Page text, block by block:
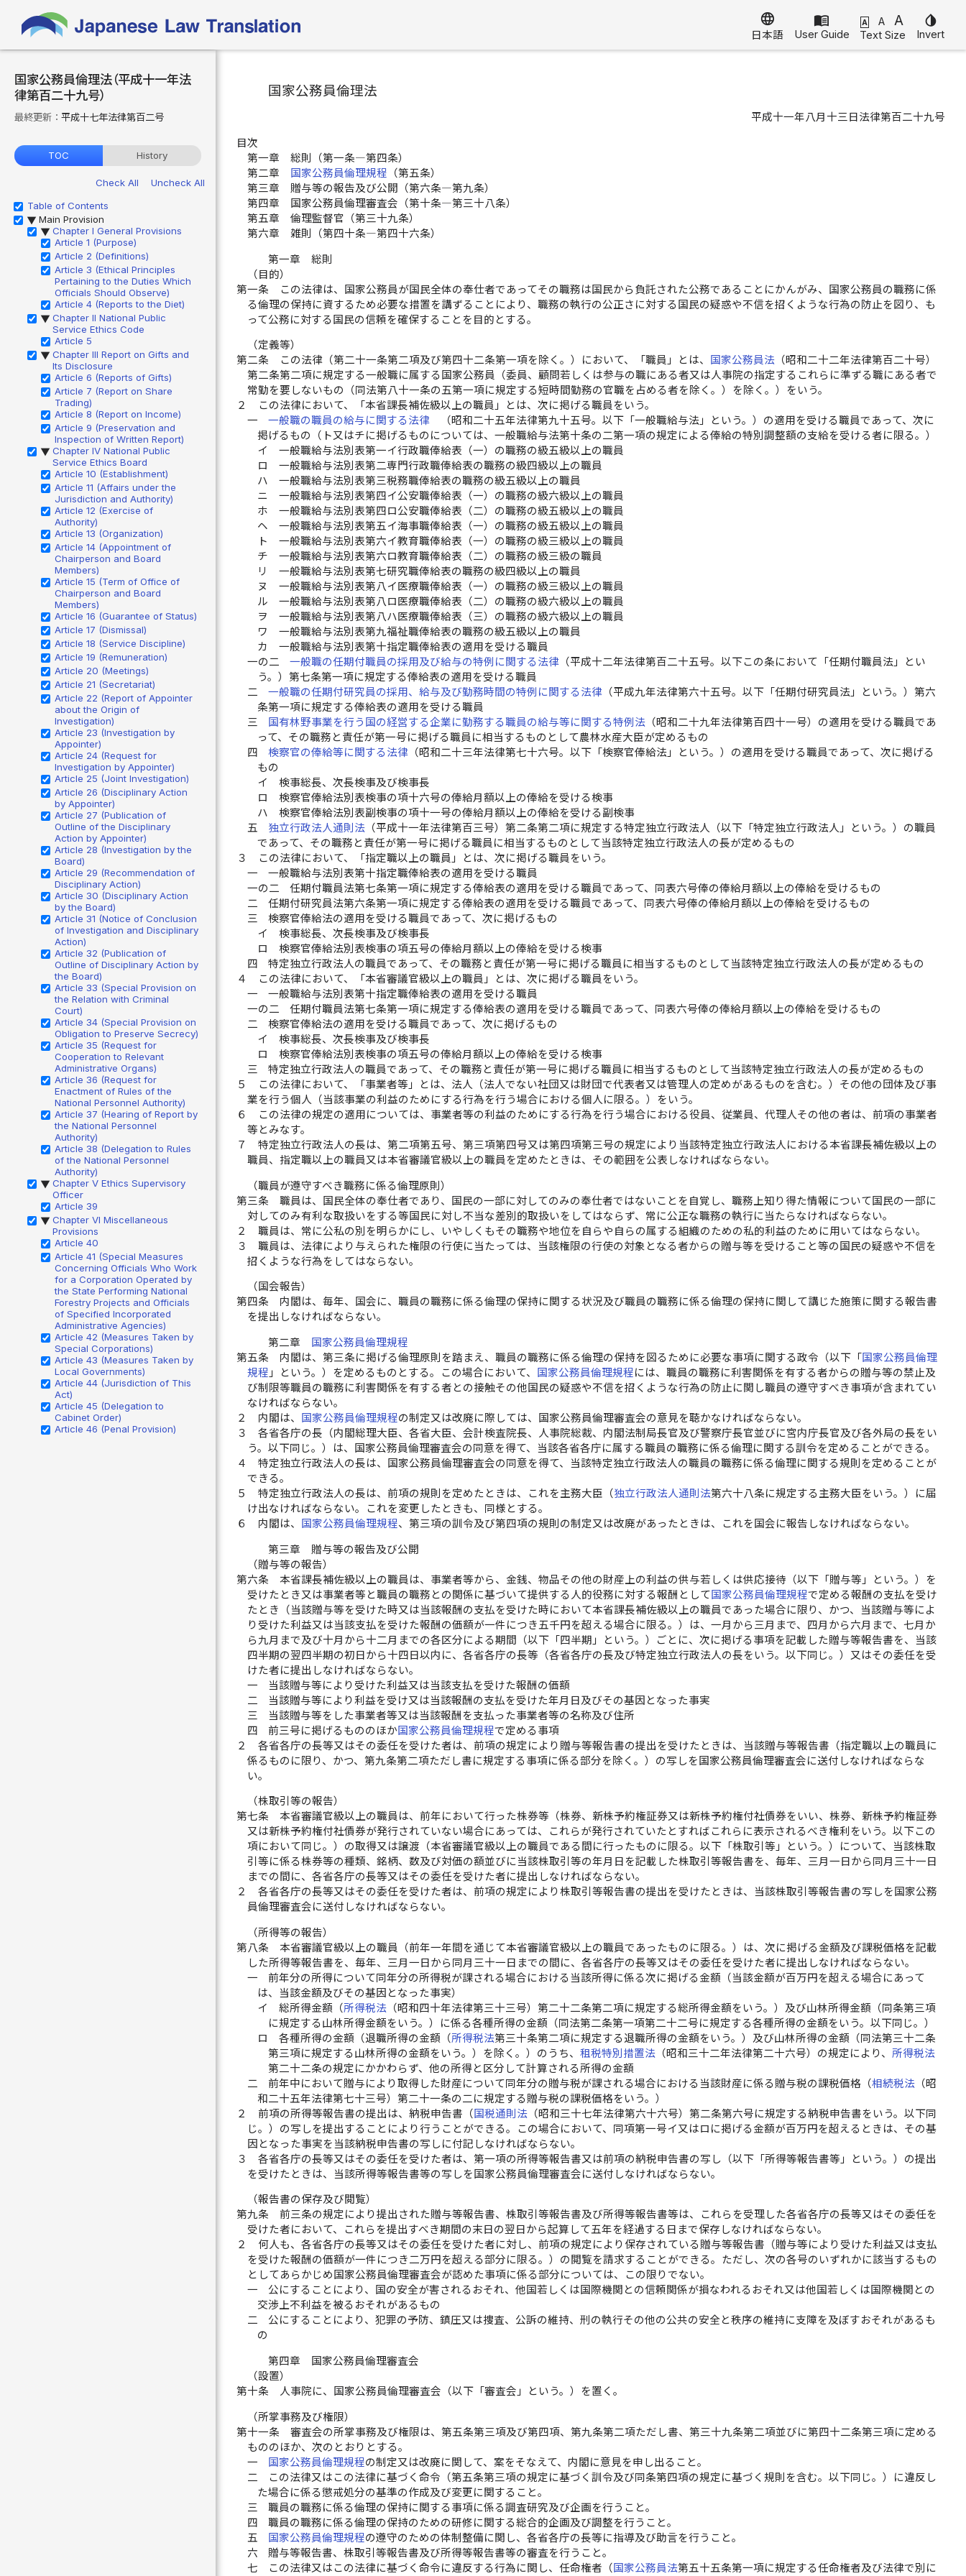
language
日本語
menu_book
User Guide
A A A
Text Size
invert_colors
Invert
国家公務員倫理法（平成十一年法
律第百二十九号）
最終更新： 平成十七年法律第百二号
TOC History
Check All
Uncheck All
Table of Contents
▶ Main Provision
▶ Chapter I General Provisions
Article 1 (Purpose)
Article 2 (Definitions)
Article 3 (Ethical Principles
Pertaining to the Duties Which
Officials Should Observe)
Article 4 (Reports to the Diet)
▶ Chapter II National Public
Service Ethics Code
Article 5
▶ Chapter III Report on Gifts and
Its Disclosure
Article 6 (Reports of Gifts)
Article 7 (Report on Share
Trading)
Article 8 (Report on Income)
Article 9 (Preservation and
Inspection of Written Report)
▶ Chapter IV National Public
Service Ethics Board
Article 10 (Establishment)
Article 11 (Affairs under the
Jurisdiction and Authority)
Article 12 (Exercise of
Authority)
Article 13 (Organization)
Article 14 (Appointment of
Chairperson and Board
Members)
Article 15 (Term of Office of
Chairperson and Board
Members)
Article 16 (Guarantee of Status)
Article 17 (Dismissal)
Article 18 (Service Discipline)
Article 19 (Remuneration)
Article 20 (Meetings)
Article 21 (Secretariat)
Article 22 (Report of Appointer
about the Origin of
Investigation)
Article 23 (Investigation by
Appointer)
Article 24 (Request for
Investigation by Appointer)
Article 25 (Joint Investigation)
Article 26 (Disciplinary Action
by Appointer)
Article 27 (Publication of
Outline of the Disciplinary
Action by Appointer)
Article 28 (Investigation by the
Board)
Article 29 (Recommendation of
Disciplinary Action)
Article 30 (Disciplinary Action
by the Board)
Article 31 (Notice of Conclusion
of Investigation and Disciplinary
Action)
Article 32 (Publication of
Outline of Disciplinary Action by
the Board)
Article 33 (Special Provision on
the Relation with Criminal
Court)
Article 34 (Special Provision on
Obligation to Preserve Secrecy)
Article 35 (Request for
Cooperation to Relevant
Administrative Organs)
Article 36 (Request for
Enactment of Rules of the
National Personnel Authority)
Article 37 (Hearing of Report by
the National Personnel
Authority)
Article 38 (Delegation to Rules
of the National Personnel
Authority)
▶ Chapter V Ethics Supervisory
Officer
Article 39
▶ Chapter VI Miscellaneous
Provisions
Article 40
Article 41 (Special Measures
Concerning Officials Who Work
for a Corporation Operated by
the State Performing National
Forestry Projects and Officials
of Specified Incorporated
Administrative Agencies)
Article 42 (Measures Taken by
Special Corporations)
Article 43 (Measures Taken by
Local Governments)
Article 44 (Jurisdiction of This
Act)
Article 45 (Delegation to
Cabinet Order)
Article 46 (Penal Provision)
国家公務員倫理法
平成十一年八月十三日法律第百二十九号
目次
第一章 総則（第一条―第四条）
第二章
国家公務員倫理規程 （第五条）
第三章 贈与等の報告及び公開（第六条―第九条）
第四章 国家公務員倫理審査会（第十条―第三十八条）
第五章 倫理監督官（第三十九条）
第六章 雑則（第四十条―第四十六条）
第一章 総則
（目的）
第一条
この法律は、国家公務員が国民全体の奉仕者であってその職務は国民から負託された公務であることにかんがみ、国家公務員の職務に係
る倫理の保持に資するため必要な措置を講ずることにより、職務の執行の公正さに対する国民の疑惑や不信を招くような行為の防止を図り、も
って公務に対する国民の信頼を確保することを目的とする。
（定義等）
第二条
この法律（第二十一条第二項及び第四十二条第一項を除く。）において、「職員」とは、 国家公務員法（昭和二十二年法律第百二十号）
第二条第二項に規定する一般職に属する国家公務員（委員、顧問若しくは参与の職にある者又は人事院の指定するこれらに準ずる職にある者で
常勤を要しないもの（同法第八十一条の五第一項に規定する短時間勤務の官職を占める者を除く。）を除く。）をいう。
２
この法律において、「本省課長補佐級以上の職員」とは、次に掲げる職員をいう。
一
一般職の職員の給与に関する法律 （昭和二十五年法律第九十五号。以下「一般職給与法」という。）の適用を受ける職員であって、次に
掲げるもの（ト又はチに掲げるものについては、一般職給与法第十条の二第一項の規定による俸給の特別調整額の支給を受ける者に限る。）
イ
一般職給与法別表第一イ行政職俸給表（一）の職務の級五級以上の職員
ロ
一般職給与法別表第二専門行政職俸給表の職務の級四級以上の職員
ハ
一般職給与法別表第三税務職俸給表の職務の級五級以上の職員
ニ
一般職給与法別表第四イ公安職俸給表（一）の職務の級六級以上の職員
ホ
一般職給与法別表第四ロ公安職俸給表（二）の職務の級五級以上の職員
ヘ
一般職給与法別表第五イ海事職俸給表（一）の職務の級五級以上の職員
ト
一般職給与法別表第六イ教育職俸給表（一）の職務の級三級以上の職員
チ
一般職給与法別表第六ロ教育職俸給表（二）の職務の級三級の職員
リ
一般職給与法別表第七研究職俸給表の職務の級四級以上の職員
ヌ
一般職給与法別表第八イ医療職俸給表（一）の職務の級三級以上の職員
ル
一般職給与法別表第八ロ医療職俸給表（二）の職務の級六級以上の職員
ヲ
一般職給与法別表第八ハ医療職俸給表（三）の職務の級六級以上の職員
ワ
一般職給与法別表第九福祉職俸給表の職務の級五級以上の職員
カ
一般職給与法別表第十指定職俸給表の適用を受ける職員
一の二
一般職の任期付職員の採用及び給与の特例に関する法律 （平成十二年法律第百二十五号。以下この条において「任期付職員法」とい
う。）第七条第一項に規定する俸給表の適用を受ける職員
二
一般職の任期付研究員の採用、給与及び勤務時間の特例に関する法律 （平成九年法律第六十五号。以下「任期付研究員法」という。）第六
条第一項に規定する俸給表の適用を受ける職員
三
国有林野事業を行う国の経営する企業に勤務する職員の給与等に関する特例法 （昭和二十九年法律第百四十一号）の適用を受ける職員であ
って、その職務と責任が第一号に掲げる職員に相当するものとして農林水産大臣が定めるもの
四
検察官の俸給等に関する法律 （昭和二十三年法律第七十六号。以下「検察官俸給法」という。）の適用を受ける職員であって、次に掲げる
もの
イ
検事総長、次長検事及び検事長
ロ
検察官俸給法別表検事の項十六号の俸給月額以上の俸給を受ける検事
ハ
検察官俸給法別表副検事の項十一号の俸給月額以上の俸給を受ける副検事
五
独立行政法人通則法 （平成十一年法律第百三号）第二条第二項に規定する特定独立行政法人（以下「特定独立行政法人」という。）の職員
であって、その職務と責任が第一号に掲げる職員に相当するものとして当該特定独立行政法人の長が定めるもの
３
この法律において、「指定職以上の職員」とは、次に掲げる職員をいう。
一
一般職給与法別表第十指定職俸給表の適用を受ける職員
一の二
任期付職員法第七条第一項に規定する俸給表の適用を受ける職員であって、同表六号俸の俸給月額以上の俸給を受けるもの
二
任期付研究員法第六条第一項に規定する俸給表の適用を受ける職員であって、同表六号俸の俸給月額以上の俸給を受けるもの
三
検察官俸給法の適用を受ける職員であって、次に掲げるもの
イ
検事総長、次長検事及び検事長
ロ
検察官俸給法別表検事の項五号の俸給月額以上の俸給を受ける検事
四
特定独立行政法人の職員であって、その職務と責任が第一号に掲げる職員に相当するものとして当該特定独立行政法人の長が定めるもの
４
この法律において、「本省審議官級以上の職員」とは、次に掲げる職員をいう。
一
一般職給与法別表第十指定職俸給表の適用を受ける職員
一の二
任期付職員法第七条第一項に規定する俸給表の適用を受ける職員であって、同表六号俸の俸給月額以上の俸給を受けるもの
二
検察官俸給法の適用を受ける職員であって、次に掲げるもの
イ
検事総長、次長検事及び検事長
ロ
検察官俸給法別表検事の項五号の俸給月額以上の俸給を受ける検事
三
特定独立行政法人の職員であって、その職務と責任が第一号に掲げる職員に相当するものとして当該特定独立行政法人の長が定めるもの
５
この法律において、「事業者等」とは、法人（法人でない社団又は財団で代表者又は管理人の定めがあるものを含む。）その他の団体及び事
業を行う個人（当該事業の利益のためにする行為を行う場合における個人に限る。）をいう。
６
この法律の規定の適用については、事業者等の利益のためにする行為を行う場合における役員、従業員、代理人その他の者は、前項の事業者
等とみなす。
７
特定独立行政法人の長は、第二項第五号、第三項第四号又は第四項第三号の規定により当該特定独立行政法人における本省課長補佐級以上の
職員、指定職以上の職員又は本省審議官級以上の職員を定めたときは、その範囲を公表しなければならない。
（職員が遵守すべき職務に係る倫理原則）
第三条
職員は、国民全体の奉仕者であり、国民の一部に対してのみの奉仕者ではないことを自覚し、職務上知り得た情報について国民の一部に
対してのみ有利な取扱いをする等国民に対し不当な差別的取扱いをしてはならず、常に公正な職務の執行に当たらなければならない。
２
職員は、常に公私の別を明らかにし、いやしくもその職務や地位を自らや自らの属する組織のための私的利益のために用いてはならない。
３
職員は、法律により与えられた権限の行使に当たっては、当該権限の行使の対象となる者からの贈与等を受けること等の国民の疑惑や不信を
招くような行為をしてはならない。
（国会報告）
第四条
内閣は、毎年、国会に、職員の職務に係る倫理の保持に関する状況及び職員の職務に係る倫理の保持に関して講じた施策に関する報告書
を提出しなければならない。
第二章
国家公務員倫理規程
第五条
内閣は、第三条に掲げる倫理原則を踏まえ、職員の職務に係る倫理の保持を図るために必要な事項に関する政令（以下「国家公務員倫理
規程 」という。）を定めるものとする。この場合において、 国家公務員倫理規程には、職員の職務に利害関係を有する者からの贈与等の禁止及
び制限等職員の職務に利害関係を有する者との接触その他国民の疑惑や不信を招くような行為の防止に関し職員の遵守すべき事項が含まれてい
なければならない。
２
内閣は、 国家公務員倫理規程の制定又は改廃に際しては、国家公務員倫理審査会の意見を聴かなければならない。
３
各省各庁の長（内閣総理大臣、各省大臣、会計検査院長、人事院総裁、内閣法制局長官及び警察庁長官並びに宮内庁長官及び各外局の長をい
う。以下同じ。）は、国家公務員倫理審査会の同意を得て、当該各省各庁に属する職員の職務に係る倫理に関する訓令を定めることができる。
４
特定独立行政法人の長は、国家公務員倫理審査会の同意を得て、当該特定独立行政法人の職員の職務に係る倫理に関する規則を定めることが
できる。
５
特定独立行政法人の長は、前項の規則を定めたときは、これを主務大臣（独立行政法人通則法第六十八条に規定する主務大臣をいう。）に届
け出なければならない。これを変更したときも、同様とする。
６
内閣は、 国家公務員倫理規程、第三項の訓令及び第四項の規則の制定又は改廃があったときは、これを国会に報告しなければならない。
第三章 贈与等の報告及び公開
（贈与等の報告）
第六条
本省課長補佐級以上の職員は、事業者等から、金銭、物品その他の財産上の利益の供与若しくは供応接待（以下「贈与等」という。）を
受けたとき又は事業者等と職員の職務との関係に基づいて提供する人的役務に対する報酬として国家公務員倫理規程で定める報酬の支払を受け
たとき（当該贈与等を受けた時又は当該報酬の支払を受けた時において本省課長補佐級以上の職員であった場合に限り、かつ、当該贈与等によ
り受けた利益又は当該支払を受けた報酬の価額が一件につき五千円を超える場合に限る。）は、一月から三月まで、四月から六月まで、七月か
ら九月まで及び十月から十二月までの各区分による期間（以下「四半期」という。）ごとに、次に掲げる事項を記載した贈与等報告書を、当該
四半期の翌四半期の初日から十四日以内に、各省各庁の長等（各省各庁の長及び特定独立行政法人の長をいう。以下同じ。）又はその委任を受
けた者に提出しなければならない。
一
当該贈与等により受けた利益又は当該支払を受けた報酬の価額
二
当該贈与等により利益を受け又は当該報酬の支払を受けた年月日及びその基因となった事実
三
当該贈与等をした事業者等又は当該報酬を支払った事業者等の名称及び住所
四
前三号に掲げるもののほか国家公務員倫理規程で定める事項
２
各省各庁の長等又はその委任を受けた者は、前項の規定により贈与等報告書の提出を受けたときは、当該贈与等報告書（指定職以上の職員に
係るものに限り、かつ、第九条第二項ただし書に規定する事項に係る部分を除く。）の写しを国家公務員倫理審査会に送付しなければならな
い。
（株取引等の報告）
第七条
本省審議官級以上の職員は、前年において行った株券等（株券、新株予約権証券又は新株予約権付社債券をいい、株券、新株予約権証券
又は新株予約権付社債券が発行されていない場合にあっては、これらが発行されていたとすればこれらに表示されるべき権利をいう。以下この
項において同じ。）の取得又は譲渡（本省審議官級以上の職員である間に行ったものに限る。以下「株取引等」という。）について、当該株取
引等に係る株券等の種類、銘柄、数及び対価の額並びに当該株取引等の年月日を記載した株取引等報告書を、毎年、三月一日から同月三十一日
までの間に、各省各庁の長等又はその委任を受けた者に提出しなければならない。
２
各省各庁の長等又はその委任を受けた者は、前項の規定により株取引等報告書の提出を受けたときは、当該株取引等報告書の写しを国家公務
員倫理審査会に送付しなければならない。
（所得等の報告）
第八条
本省審議官級以上の職員（前年一年間を通じて本省審議官級以上の職員であったものに限る。）は、次に掲げる金額及び課税価格を記載
した所得等報告書を、毎年、三月一日から同月三十一日までの間に、各省各庁の長等又はその委任を受けた者に提出しなければならない。
一
前年分の所得について同年分の所得税が課される場合における当該所得に係る次に掲げる金額（当該金額が百万円を超える場合にあって
は、当該金額及びその基因となった事実）
イ
総所得金額（所得税法 （昭和四十年法律第三十三号）第二十二条第二項に規定する総所得金額をいう。）及び山林所得金額（同条第三項
に規定する山林所得金額をいう。）に係る各種所得の金額（同法第二条第一項第二十二号に規定する各種所得の金額をいう。以下同じ。）
ロ
各種所得の金額（退職所得の金額（所得税法第三十条第二項に規定する退職所得の金額をいう。）及び山林所得の金額（同法第三十二条
第三項に規定する山林所得の金額をいう。）を除く。）のうち、租税特別措置法 （昭和三十二年法律第二十六号）の規定により、所得税法
第二十二条の規定にかかわらず、他の所得と区分して計算される所得の金額
二
前年中において贈与により取得した財産について同年分の贈与税が課される場合における当該財産に係る贈与税の課税価格（相続税法 （昭
和二十五年法律第七十三号）第二十一条の二に規定する贈与税の課税価格をいう。）
２
前項の所得等報告書の提出は、納税申告書（国税通則法（昭和三十七年法律第六十六号）第二条第六号に規定する納税申告書をいう。以下同
じ。）の写しを提出することにより行うことができる。この場合において、同項第一号イ又はロに掲げる金額が百万円を超えるときは、その基
因となった事実を当該納税申告書の写しに付記しなければならない。
３
各省各庁の長等又はその委任を受けた者は、第一項の所得等報告書又は前項の納税申告書の写し（以下「所得等報告書等」という。）の提出
を受けたときは、当該所得等報告書等の写しを国家公務員倫理審査会に送付しなければならない。
（報告書の保存及び閲覧）
第九条
前三条の規定により提出された贈与等報告書、株取引等報告書及び所得等報告書等は、これらを受理した各省各庁の長等又はその委任を
受けた者において、これらを提出すべき期間の末日の翌日から起算して五年を経過する日まで保存しなければならない。
２
何人も、各省各庁の長等又はその委任を受けた者に対し、前項の規定により保存されている贈与等報告書（贈与等により受けた利益又は支払
を受けた報酬の価額が一件につき二万円を超える部分に限る。）の閲覧を請求することができる。ただし、次の各号のいずれかに該当するもの
としてあらかじめ国家公務員倫理審査会が認めた事項に係る部分については、この限りでない。
一
公にすることにより、国の安全が害されるおそれ、他国若しくは国際機関との信頼関係が損なわれるおそれ又は他国若しくは国際機関との
交渉上不利益を被るおそれがあるもの
二
公にすることにより、犯罪の予防、鎮圧又は捜査、公訴の維持、刑の執行その他の公共の安全と秩序の維持に支障を及ぼすおそれがあるも
の
第四章 国家公務員倫理審査会
（設置）
第十条
人事院に、国家公務員倫理審査会（以下「審査会」という。）を置く。
（所掌事務及び権限）
第十一条
審査会の所掌事務及び権限は、第五条第三項及び第四項、第九条第二項ただし書、第三十九条第二項並びに第四十二条第三項に定める
もののほか、次のとおりとする。
一
国家公務員倫理規程の制定又は改廃に関して、案をそなえて、内閣に意見を申し出ること。
二
この法律又はこの法律に基づく命令（第五条第三項の規定に基づく訓令及び同条第四項の規定に基づく規則を含む。以下同じ。）に違反し
た場合に係る懲戒処分の基準の作成及び変更に関すること。
三
職員の職務に係る倫理の保持に関する事項に係る調査研究及び企画を行うこと。
四
職員の職務に係る倫理の保持のための研修に関する総合的企画及び調整を行うこと。
五
国家公務員倫理規程の遵守のための体制整備に関し、各省各庁の長等に指導及び助言を行うこと。
六
贈与等報告書、株取引等報告書及び所得等報告書等の審査を行うこと。
七
この法律又はこの法律に基づく命令に違反する行為に関し、任命権者（国家公務員法第五十五条第一項に規定する任命権者及び法律で別に